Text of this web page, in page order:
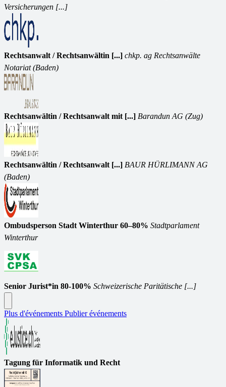
Versicherungen [...]
Rechtsanwalt / Rechtsanwältin [...] chkp. ag Rechtsanwälte
Notariat (Baden)
Rechtsanwältin / Rechtsanwalt mit [...] Barandun AG (Zug)
Rechtsanwältin / Rechtsanwalt [...] BAUR HÜRLIMANN AG
(Baden)
Ombudsperson Stadt Winterthur 60–80% Stadtparlament
Winterthur
Senior Jurist*in 80-100% Schweizerische Paritätische [...]
Plus d'événements Publier événements
Tagung für Informatik und Recht